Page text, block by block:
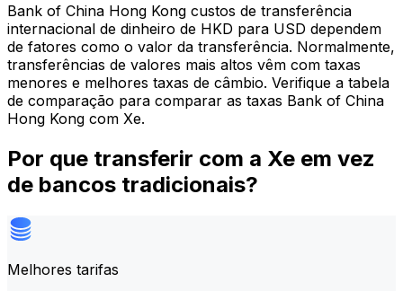
Bank of China Hong Kong custos de transferência
internacional de dinheiro de HKD para USD dependem
de fatores como o valor da transferência. Normalmente,
transferências de valores mais altos vêm com taxas
menores e melhores taxas de câmbio. Verifique a tabela
de comparação para comparar as taxas Bank of China
Hong Kong com Xe.
Por que transferir com a Xe em vez
de bancos tradicionais?
Melhores tarifas